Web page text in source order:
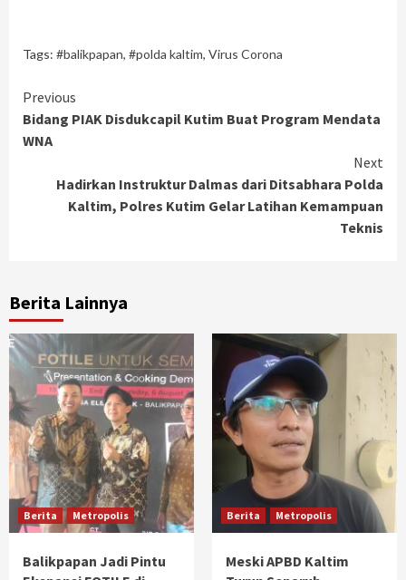
Tags: #balikpapan, #polda kaltim, Virus Corona
Continue
Reading
Previous
Bidang PIAK Disdukcapil Kutim Buat Program Mendata
WNA
Next
Hadirkan Instruktur Dalmas dari Ditsabhara Polda
Kaltim, Polres Kutim Gelar Latihan Kemampuan
Teknis
Berita Lainnya
Berita Metropolis
Balikpapan Jadi Pintu
Berita Metropolis
Meski APBD Kaltim